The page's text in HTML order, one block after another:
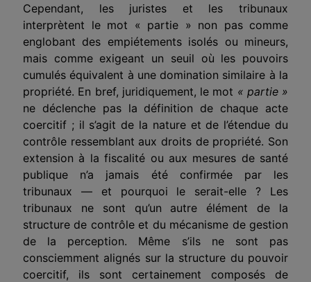
Cependant, les juristes et les tribunaux
interprètent le mot « partie » non pas comme
englobant des empiétements isolés ou mineurs,
mais comme exigeant un seuil où les pouvoirs
cumulés équivalent à une domination similaire à la
propriété. En bref, juridiquement, le mot « partie»
ne déclenche pas la définition de chaque acte
coercitif ; il s’agit de la nature et de l’étendue du
contrôle ressemblant aux droits de propriété. Son
extension à la fiscalité ou aux mesures de santé
publique n’a jamais été confirmée par les
tribunaux — et pourquoi le serait-elle ? Les
tribunaux ne sont qu’un autre élément de la
structure de contrôle et du mécanisme de gestion
de la perception. Même s’ils ne sont pas
consciemment alignés sur la structure du pouvoir
coercitif, ils sont certainement composés de